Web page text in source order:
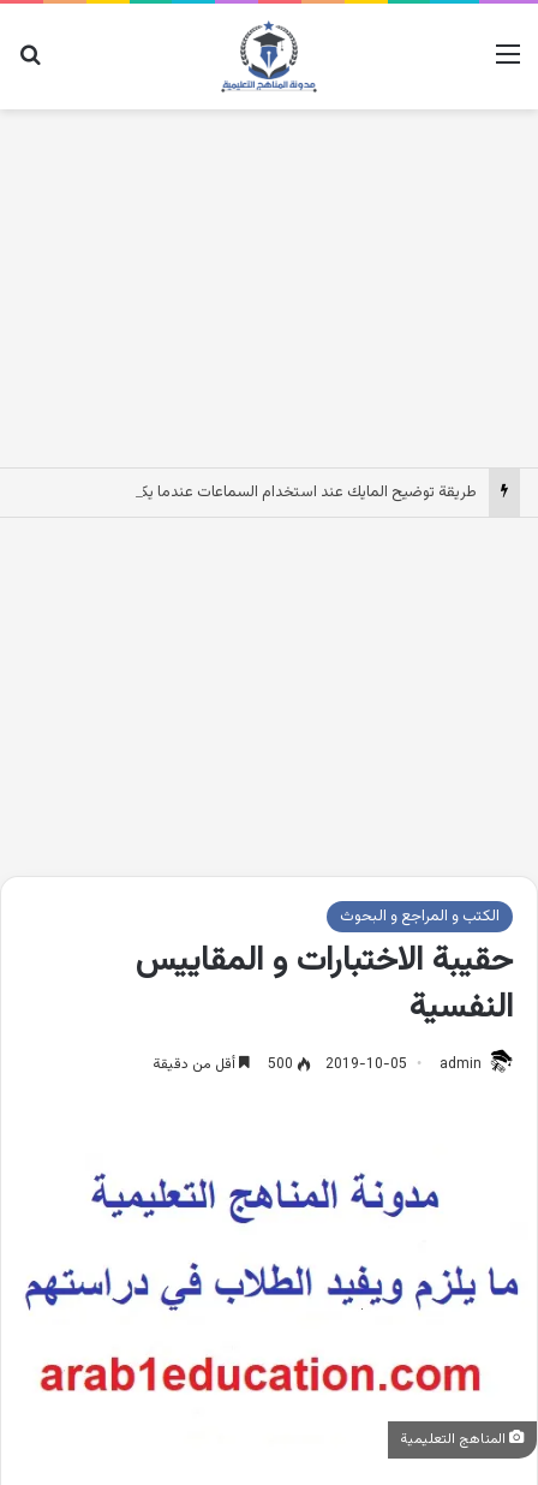
القائمة
الكتب و المراجع و البحوث
حقيبة الاختبارات و المقاييس
النفسية
admin
2019-10-05
500 أقل من دقيقة
المناهج التعليمية